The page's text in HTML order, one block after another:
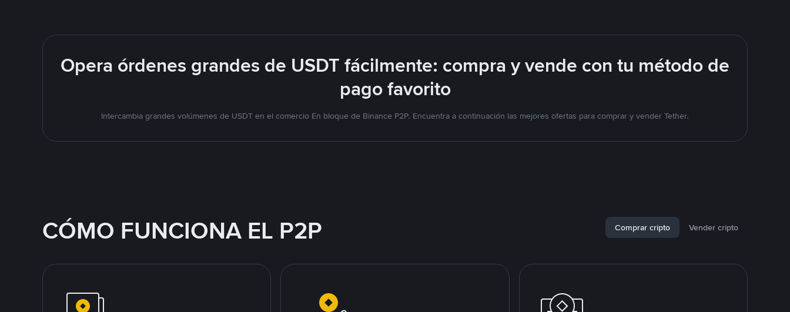
Opera órdenes grandes de USDT fácilmente: compra y vende con tu método de
pago favorito
Intercambia grandes volúmenes de USDT en el comercio En bloque de Binance P2P. Encuentra a continuación las mejores ofertas para comprar y vender Tether.
CÓMO FUNCIONA EL P2P Comprar cripto Vender cripto